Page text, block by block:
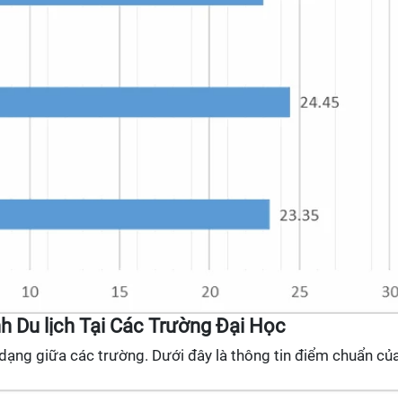
Du lịch Tại Các Trường Đại Học
giữa các trường. Dưới đây là thông tin điểm chuẩn